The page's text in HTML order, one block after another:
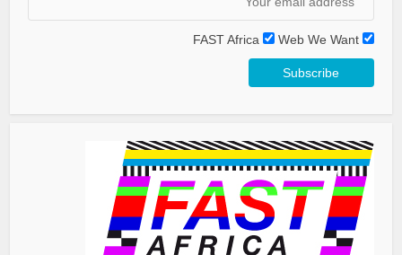
FAST Africa Web We Want